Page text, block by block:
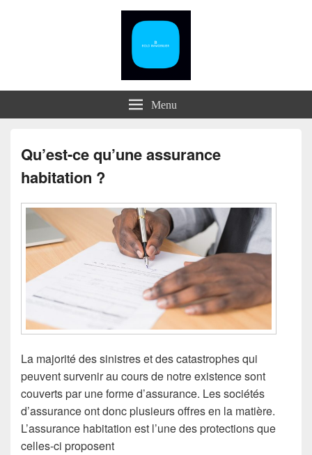
Menu
Qu’est-ce qu’une assurance
habitation ?
La majorité des sinistres et des catastrophes qui
peuvent survenir au cours de notre existence sont
couverts par une forme d’assurance. Les sociétés
d’assurance ont donc plusieurs offres en la matière.
L’assurance habitation est l’une des protections que
celles-ci proposent